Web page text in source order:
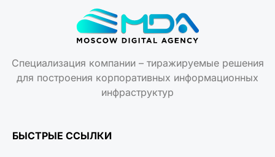
Специализация компании – тиражируемые решения
для построения корпоративных информационных
инфраструктур
БЫСТРЫЕ ССЫЛКИ